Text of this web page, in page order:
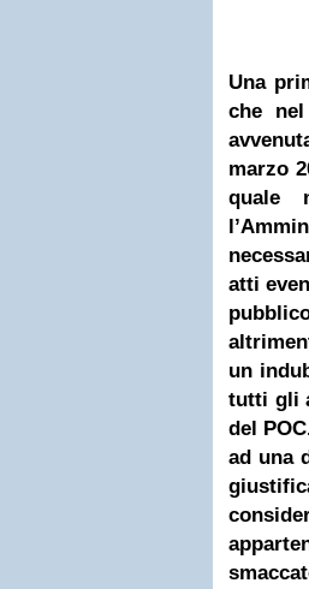
Una
che
marzo
quale
atti
un
tutti gli
del
ad una